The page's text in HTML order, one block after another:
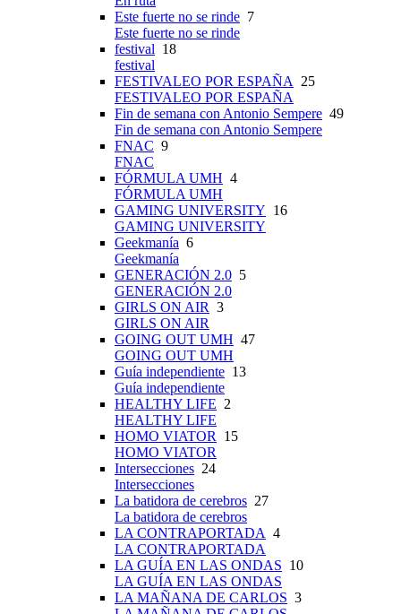
Este fuerte no se rinde 7
Este fuerte no se rinde
festival 18
festival
FESTIVALEO POR ESPAÑA
25
FESTIVALEO POR ESPAÑA
Fin de semana con Antonio Sempere 49
Fin de semana con Antonio Sempere
FNAC 9
FNAC
FÓRMULA UMH 4
FÓRMULA UMH
GAMING UNIVERSITY 16
GAMING UNIVERSITY
Geekmanía 6
Geekmanía
GENERACIÓN 2.0 5
GENERACIÓN 2.0
GIRLS ON AIR 3
GIRLS ON AIR
GOING OUT UMH 47
GOING OUT UMH
Guía independiente 13
Guía independiente
HEALTHY LIFE 2
HEALTHY LIFE
HOMO VIATOR
15
HOMO VIATOR
Intersecciones 24
Intersecciones
La batidora de cerebros 27
La batidora de cerebros
LA CONTRAPORTADA 4
LA CONTRAPORTADA
LA GUÍA EN LAS ONDAS 10
LA GUÍA EN LAS ONDAS
LA MAÑANA DE CARLOS 3